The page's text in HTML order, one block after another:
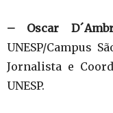
– Oscar
UNESP/Campus
Jornalista e
UNESP.